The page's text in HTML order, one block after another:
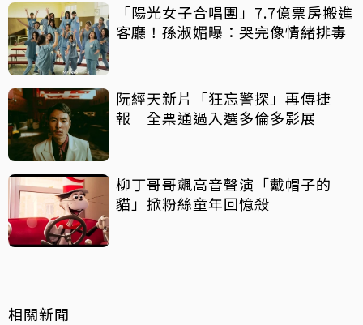
「陽光女子合唱團」7.7億票房搬進
客廳！孫淑媚曝：哭完像情緒排毒
阮經天新片「狂忘警探」再傳捷
報 全票通過入選多倫多影展
柳丁哥哥飆高音聲演「戴帽子的
貓」掀粉絲童年回憶殺
相關新聞